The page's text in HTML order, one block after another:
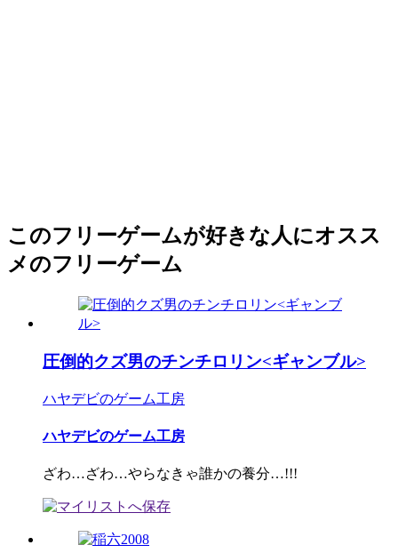
このフリーゲームが好きな人にオスス
メのフリーゲーム
圧倒的クズ男のチンチロリン<ギャンブル>
ハヤデビのゲーム工房
ハヤデビのゲーム工房
ざわ…ざわ…やらなきゃ誰かの養分…!!!